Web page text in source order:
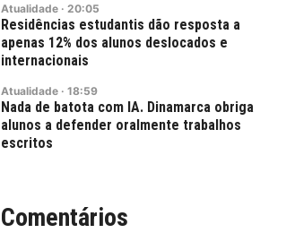
Atualidade · 20:05
Residências estudantis dão resposta a
apenas 12% dos alunos deslocados e
internacionais
Atualidade · 18:59
Nada de batota com IA. Dinamarca obriga
alunos a defender oralmente trabalhos
escritos
Comentários